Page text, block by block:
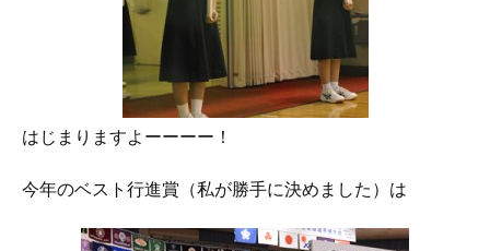
はじまりますよーーーー！
今年のベスト行進賞（私が勝手に決めました）は